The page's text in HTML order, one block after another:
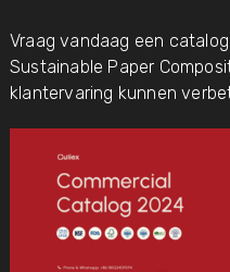
Vraag vandaag een
Sustainable Paper
klantervaring kunnen